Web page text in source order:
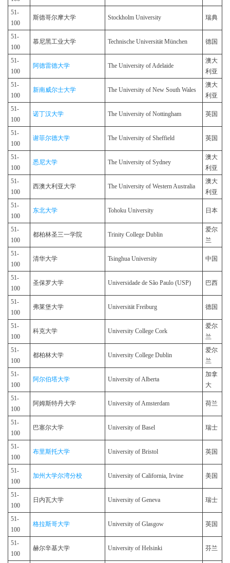
51-
100
斯德哥尔摩大学 Stockholm University 瑞典
51-
100
慕尼黑工业大学 Technische Universität München 德国
51-
100
阿德雷德大学 The University of Adelaide
澳大
利亚
51-
100
新南威尔士大学 The University of New South Wales
澳大
利亚
51-
100
诺丁汉大学 The University of Nottingham 英国
51-
100
谢菲尔德大学 The University of Sheffield 英国
51-
100
悉尼大学 The University of Sydney
澳大
利亚
51-
100
西澳大利亚大学 The University of Western Australia
澳大
利亚
51-
100
东北大学 Tohoku University 日本
51-
100
都柏林圣三一学院 Trinity College Dublin
爱尔
兰
51-
100
清华大学 Tsinghua University 中国
51-
100
圣保罗大学 Universidade de São Paulo (USP) 巴西
51-
100
弗莱堡大学 Universität Freiburg 德国
51-
100
科克大学 University College Cork
爱尔
兰
51-
100
都柏林大学 University College Dublin
爱尔
兰
51-
100
阿尔伯塔大学 University of Alberta
加拿
大
51-
100
阿姆斯特丹大学 University of Amsterdam 荷兰
51-
100
巴塞尔大学 University of Basel 瑞士
51-
100
布里斯托大学 University of Bristol 英国
51-
100
加州大学尔湾分校 University of California, Irvine 美国
51-
100
日内瓦大学 University of Geneva 瑞士
51-
100
格拉斯哥大学 University of Glasgow 英国
51-
100
赫尔辛基大学 University of Helsinki 芬兰